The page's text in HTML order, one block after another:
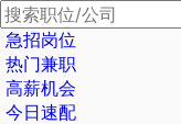
急招岗位
热门兼职
高薪机会
今日速配